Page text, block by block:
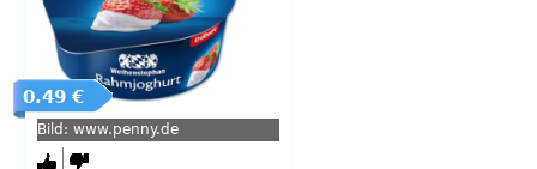
0.49 €
Bild: www.penny.de